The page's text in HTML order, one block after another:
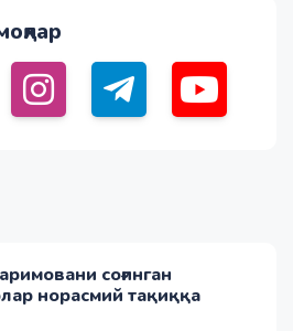
соғинган
норасмий тақиққа